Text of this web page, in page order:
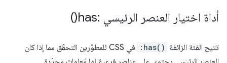
أداة اختيار العنصر الرئيسي :has(
)
تتيح الفئة الزائفة :has()
في CSS للمطوّرين التحقّق مما إذا كان